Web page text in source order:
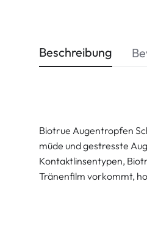
Beschreibung
Biotrue Augentropfen
müde und gestresste
Kontaktlinsentypen,
Tränenfilm vorkommt,